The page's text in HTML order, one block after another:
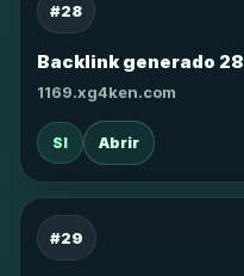
#28
Backlink generado 28
1169.xg4ken.com
SI Abrir
#29